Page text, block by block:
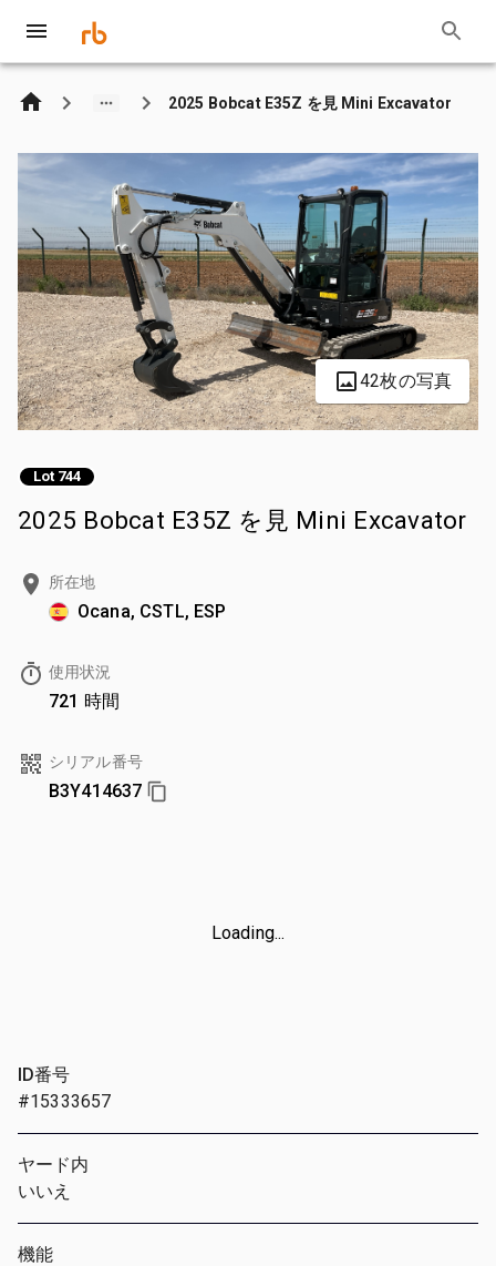
2025 Bobcat E35Z を見 Mini Excavator
42枚の写真
Lot 744
2025 Bobcat E35Z を見 Mini Excavator
所在地
Ocana, CSTL, ESP
使用状況
721 時間
シリアル番号
B3Y414637
Loading...
ID番号
#15333657
ヤード内
いいえ
機能